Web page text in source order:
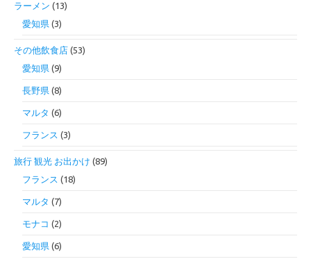
ラーメン (13)
愛知県 (3)
その他飲食店 (53)
愛知県 (9)
長野県 (8)
マルタ (6)
フランス (3)
旅行 観光 お出かけ (89)
フランス (18)
マルタ (7)
モナコ (2)
愛知県 (6)